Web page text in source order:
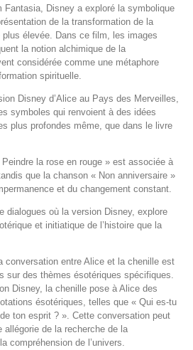
Fantasia, Disney a exploré la symbolique
de la transformation de la
plus élevée. Dans ce film, les images
la notion alchimique de la
considérée comme une métaphore
spirituelle.
Disney d’Alice au Pays des Merveilles,
symboles qui renvoient à des idées
plus profondes même, que dans le livre
la rose en rouge » est associée à
que la chanson « Non anniversaire »
et du changement constant.
dialogues où la version Disney, explore
et initiatique de l’histoire que la
conversation entre Alice et la chenille est
sur des thèmes ésotériques spécifiques.
Disney, la chenille pose à Alice des
ésotériques, telles que « Qui es-tu
ton esprit ? ». Cette conversation peut
allégorie de la recherche de la
compréhension de l’univers.